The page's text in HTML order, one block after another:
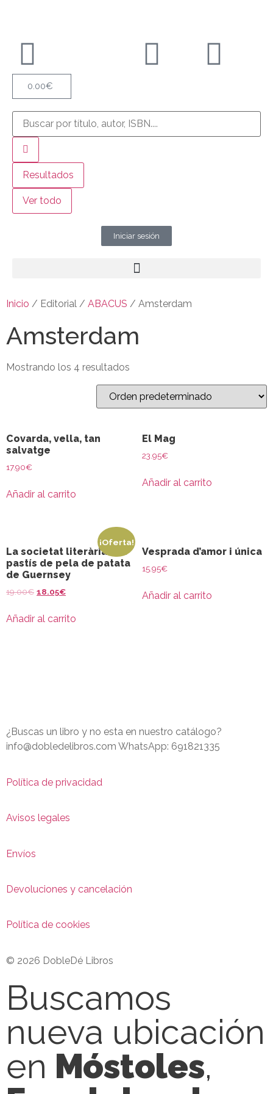
0.00€
Resultados
Ver todo
Iniciar sesión
Inicio / Editorial / ABACUS / Amsterdam
Amsterdam
Mostrando los 4 resultados
Covarda, vella, tan
salvatge
17.90€
Añadir al carrito
El Mag
23.95€
Añadir al carrito
¡Oferta!
La societat literària i de
pastís de pela de patata
de Guernsey
19.00€ 18.05€
Añadir al carrito
Vesprada d’amor i única
15.95€
Añadir al carrito
¿Buscas un libro y no esta en nuestro catálogo?
info@dobledelibros.com WhatsApp: 691821335
Política de privacidad
Avisos legales
Envíos
Devoluciones y cancelación
Política de cookies
© 2026 DobleDé Libros
Buscamos
nueva ubicación
en Móstoles,